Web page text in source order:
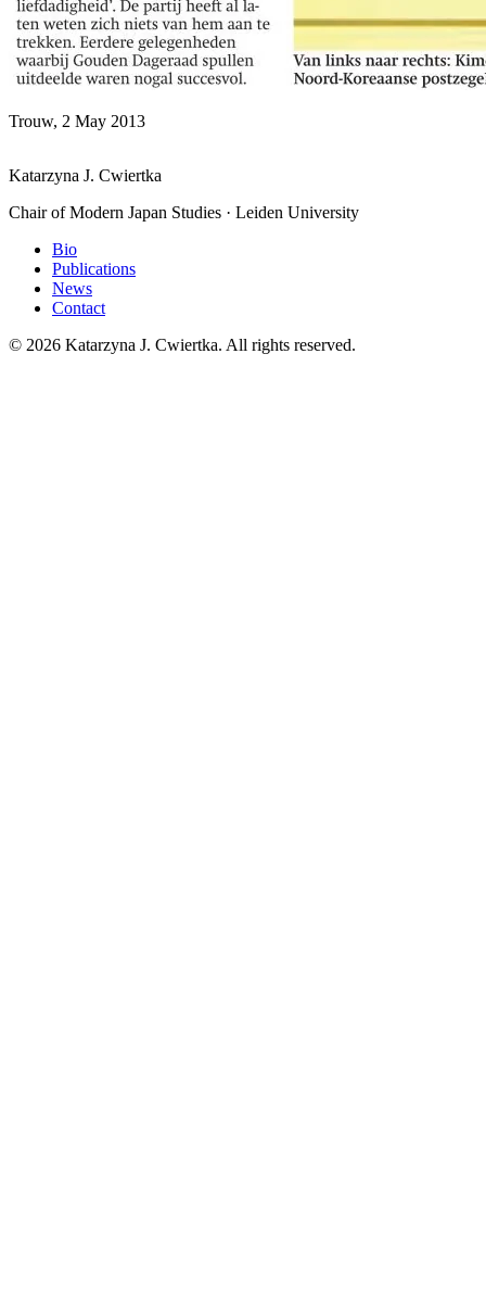
Trouw, 2 May 2013
Katarzyna J. Cwiertka
Chair of Modern Japan Studies · Leiden University
Bio
Publications
News
Contact
© 2026 Katarzyna J. Cwiertka. All rights reserved.